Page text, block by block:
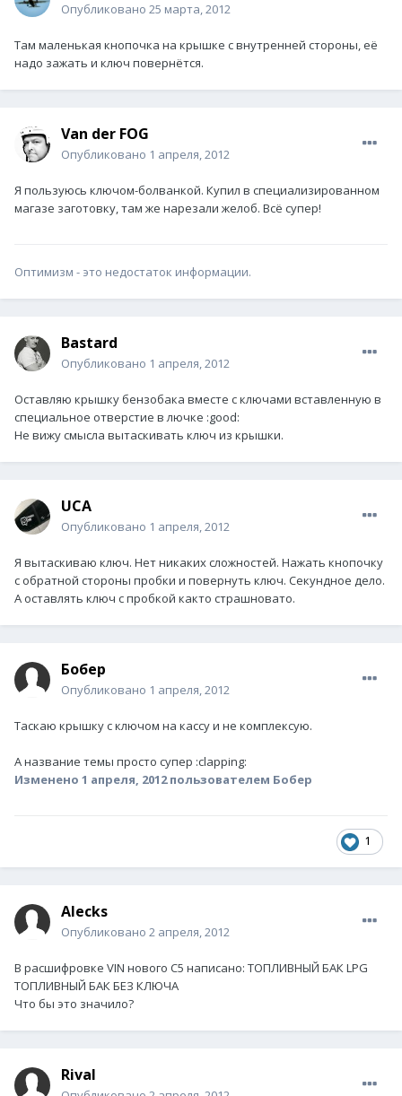
Опубликовано 25 марта, 2012
Там маленькая кнопочка на крышке с внутренней стороны, её
надо зажать и ключ повернётся.
Van der FOG
Опубликовано 1 апреля, 2012
Я пользуюсь ключом-болванкой. Купил в специализированном
магазе заготовку, там же нарезали желоб. Всё супер!
Оптимизм - это недостаток информации.
Bastard
Опубликовано 1 апреля, 2012
Оставляю крышку бензобака вместе с ключами вставленную в
специальное отверстие в лючке :good:
Не вижу смысла вытаскивать ключ из крышки.
UCA
Опубликовано 1 апреля, 2012
Я вытаскиваю ключ. Нет никаких сложностей. Нажать кнопочку
с обратной стороны пробки и повернуть ключ. Секундное дело.
А оставлять ключ с пробкой както страшновато.
Бобер
Опубликовано 1 апреля, 2012
Таскаю крышку с ключом на кассу и не комплексую.
А название темы просто супер :clapping:
Изменено 1 апреля, 2012пользователем Бобер
1
Alecks
Опубликовано 2 апреля, 2012
В расшифровке VIN нового С5 написано: ТОПЛИВНЫЙ БАК LPG
ТОПЛИВНЫЙ БАК БЕЗ КЛЮЧА
Что бы это значило?
Rival